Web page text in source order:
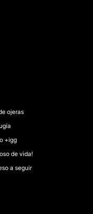
ojeras
+igg
de vida!
a seguir